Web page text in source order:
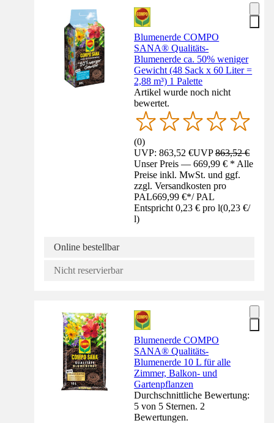
Blumenerde COMPO
SANA® Qualitäts-
Blumenerde ca. 50% weniger
Gewicht (48 Sack x 60 Liter =
2,88 m³) 1 Palette
Artikel wurde noch nicht
bewertet.
(0)
UVP: 863,52 €UVP863,52 €
Unser Preis — 669,99 € * Alle
Preise inkl. MwSt. und ggf.
zzgl. Versandkosten pro
PAL669,99 €*/ PAL
Entspricht 0,23 € pro l(0,23 €/
l)
Online bestellbar
Nicht reservierbar
Blumenerde COMPO
SANA® Qualitäts-
Blumenerde 10 L für alle
Zimmer, Balkon- und
Gartenpflanzen
Durchschnittliche Bewertung:
5 von 5 Sternen. 2
Bewertungen.